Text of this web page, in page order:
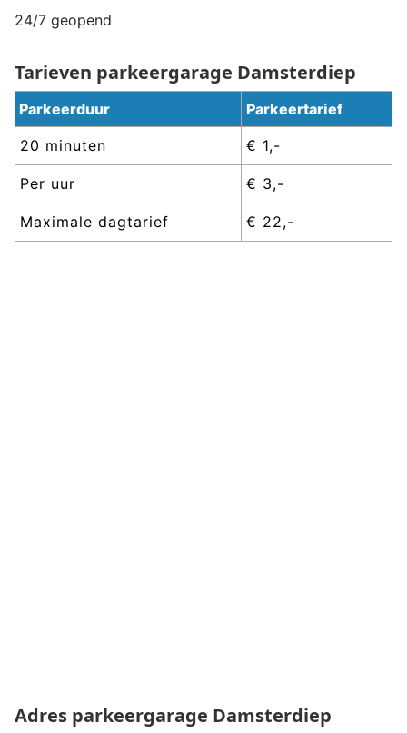
24/7 geopend
Tarieven parkeergarage Damsterdiep
Parkeerduur
Parkeertarief
20 minuten
€ 1,-
Per uur € 3,-
Maximale dagtarief € 22,-
Adres parkeergarage Damsterdiep